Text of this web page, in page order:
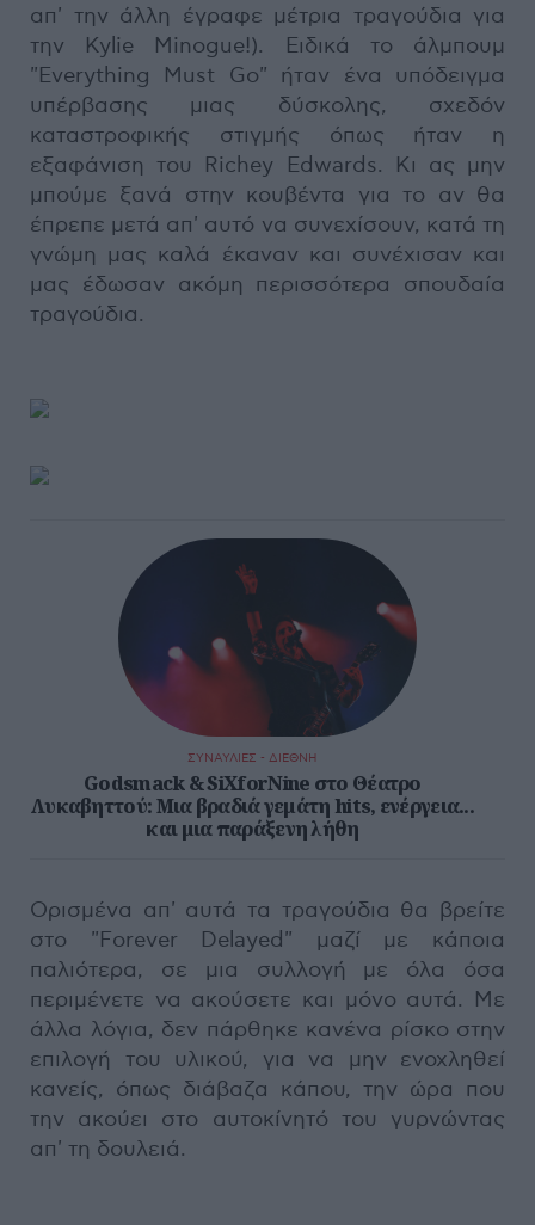
απ' την άλλη έγραφε μέτρια τραγούδια για
την Kylie Minogue!). Ειδικά το άλμπουμ
"Everything Must Go" ήταν ένα υπόδειγμα
υπέρβασης μιας δύσκολης, σχεδόν
καταστροφικής στιγμής όπως ήταν η
εξαφάνιση του Richey Edwards. Κι ας μην
μπούμε ξανά στην κουβέντα για το αν θα
έπρεπε μετά απ' αυτό να συνεχίσουν, κατά τη
γνώμη μας καλά έκαναν και συνέχισαν και
μας έδωσαν ακόμη περισσότερα σπουδαία
τραγούδια.
ΣΥΝΑΥΛΙΕΣ - ΔΙΕΘΝΗ
Godsmack & SiXforNine στο Θέατρο
Λυκαβηττού: Μια βραδιά γεμάτη hits, ενέργεια...
και μια παράξενη λήθη
Ορισμένα απ' αυτά τα τραγούδια θα βρείτε
στο "Forever Delayed" μαζί με κάποια
παλιότερα, σε μια συλλογή με όλα όσα
περιμένετε να ακούσετε και μόνο αυτά. Με
άλλα λόγια, δεν πάρθηκε κανένα ρίσκο στην
επιλογή του υλικού, για να μην ενοχληθεί
κανείς, όπως διάβαζα κάπου, την ώρα που
την ακούει στο αυτοκίνητό του γυρνώντας
απ' τη δουλειά.